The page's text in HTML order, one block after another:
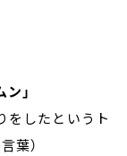
」
をしたというト
葉）